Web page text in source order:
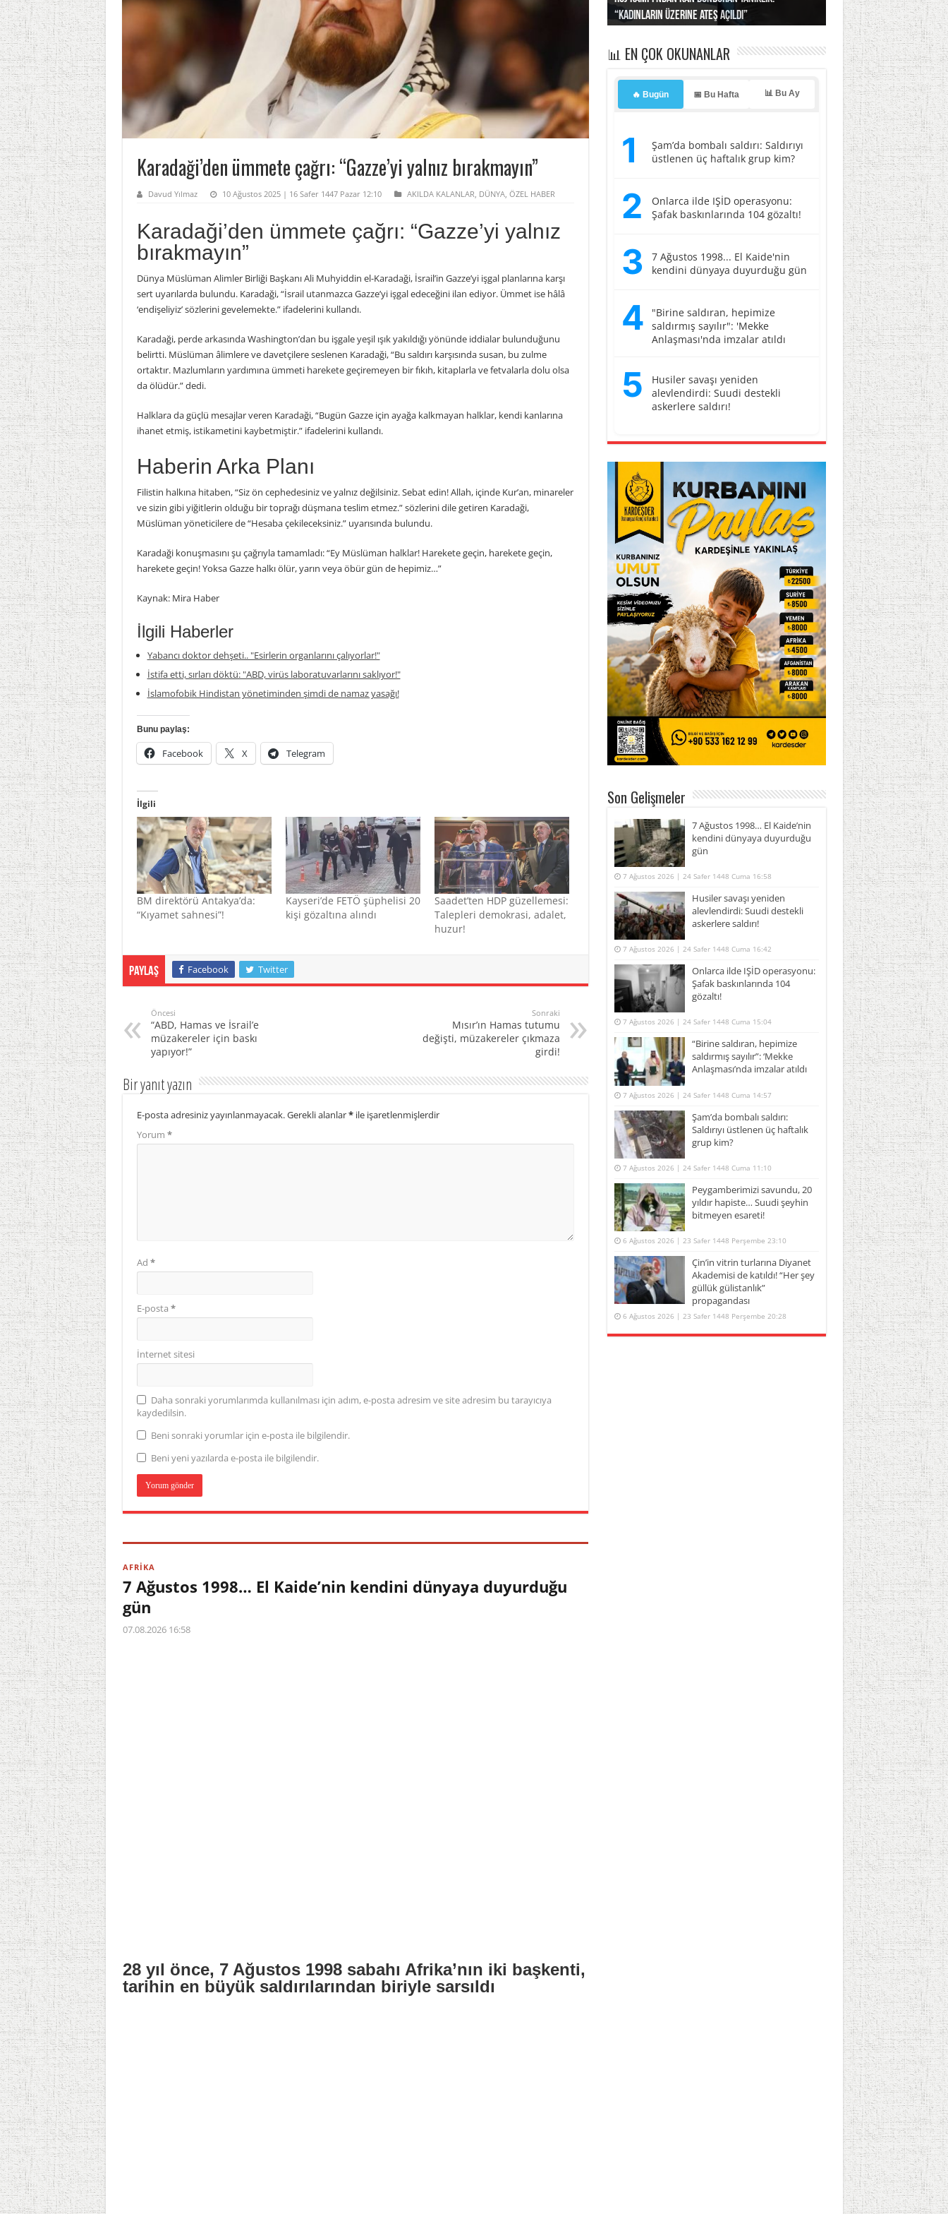
Karadaği’den ümmete çağrı: “Gazze’yi yalnız bırakmayın”
Davud Yılmaz 10 Ağustos 2025 | 16 Safer 1447 Pazar 12:10 AKILDA KALANLAR, DÜNYA, ÖZEL HABER
Karadaği’den ümmete çağrı: “Gazze’yi yalnız
bırakmayın”
Dünya Müslüman Alimler Birliği Başkanı Ali Muhyiddin el-Karadaği, İsrail’in Gazze’yi işgal planlarına karşı
sert uyarılarda bulundu. Karadaği, “İsrail utanmazca Gazze’yi işgal edeceğini ilan ediyor. Ümmet ise hâlâ
‘endişeliyiz’ sözlerini gevelemekte.” ifadelerini kullandı.
Karadaği, perde arkasında Washington’dan bu işgale yeşil ışık yakıldığı yönünde iddialar bulunduğunu
belirtti. Müslüman âlimlere ve davetçilere seslenen Karadaği, “Bu saldırı karşısında susan, bu zulme
ortaktır. Mazlumların yardımına ümmeti harekete geçiremeyen bir fıkıh, kitaplarla ve fetvalarla dolu olsa
da ölüdür.” dedi.
Halklara da güçlü mesajlar veren Karadaği, “Bugün Gazze için ayağa kalkmayan halklar, kendi kanlarına
ihanet etmiş, istikametini kaybetmiştir.” ifadelerini kullandı.
Haberin Arka Planı
Filistin halkına hitaben, “Siz ön cephedesiniz ve yalnız değilsiniz. Sebat edin! Allah, içinde Kur’an, minareler
ve sizin gibi yiğitlerin olduğu bir toprağı düşmana teslim etmez.” sözlerini dile getiren Karadaği,
Müslüman yöneticilere de “Hesaba çekileceksiniz.” uyarısında bulundu.
Karadaği konuşmasını şu çağrıyla tamamladı: “Ey Müslüman halklar! Harekete geçin, harekete geçin,
harekete geçin! Yoksa Gazze halkı ölür, yarın veya öbür gün de hepimiz…”
Kaynak: Mira Haber
İlgili Haberler
Yabancı doktor dehşeti.. "Esirlerin organlarını çalıyorlar!"
İstifa etti, sırları döktü: "ABD, virüs laboratuvarlarını saklıyor!"
İslamofobik Hindistan yönetiminden şimdi de namaz yasağı!
Bunu paylaş:
Facebook X Telegram
İlgili
BM direktörü Antakya’da:
“Kıyamet sahnesi”!
Kayseri’de FETÖ şüphelisi 20
kişi gözaltına alındı
Saadet’ten HDP güzellemesi:
Talepleri demokrasi, adalet,
huzur!
Paylaş Facebook Twitter
Öncesi
“ABD, Hamas ve İsrail’e
müzakereler için baskı
yapıyor!”
Sonraki
Mısır’ın Hamas tutumu
değişti, müzakereler çıkmaza
girdi!
Bir yanıt yazın
E-posta adresiniz yayınlanmayacak.Gerekli alanlar*ile işaretlenmişlerdir
Yorum *
Ad *
E-posta *
İnternet sitesi
Daha sonraki yorumlarımda kullanılması için adım, e-posta adresim ve site adresim bu tarayıcıya
kaydedilsin.
Beni sonraki yorumlar için e-posta ile bilgilendir.
Beni yeni yazılarda e-posta ile bilgilendir.
AFRİKA
7 Ağustos 1998… El Kaide’nin kendini dünyaya duyurduğu
gün
07.08.2026 16:58
28 yıl önce, 7 Ağustos 1998 sabahı Afrika’nın iki başkenti,
tarihin en büyük saldırılarından biriyle sarsıldı
“Kadınların üzerine ateş açıldı”
Irak’a misilleme tehdidi!
yaptı… İsrail’in “timsah” planına fren!
kayıtlar başladı
basıldı, kabus yaşatıldı!
📊 EN ÇOK OKUNANLAR
🔥 Bugün 📅 Bu Hafta 📊 Bu Ay
1
Şam’da bombalı saldırı: Saldırıyı
üstlenen üç haftalık grup kim?
2
Onlarca ilde IŞİD operasyonu:
Şafak baskınlarında 104 gözaltı!
3
7 Ağustos 1998... El Kaide'nin
kendini dünyaya duyurduğu gün
4
"Birine saldıran, hepimize
saldırmış sayılır": 'Mekke
Anlaşması'nda imzalar atıldı
5
Husiler savaşı yeniden
alevlendirdi: Suudi destekli
askerlere saldırı!
Son Gelişmeler
7 Ağustos 1998… El Kaide’nin
kendini dünyaya duyurduğu
gün
7 Ağustos 2026 | 24 Safer 1448 Cuma 16:58
Husiler savaşı yeniden
alevlendirdi: Suudi destekli
askerlere saldırı!
7 Ağustos 2026 | 24 Safer 1448 Cuma 16:42
Onlarca ilde IŞİD operasyonu:
Şafak baskınlarında 104
gözaltı!
7 Ağustos 2026 | 24 Safer 1448 Cuma 15:04
“Birine saldıran, hepimize
saldırmış sayılır”: ‘Mekke
Anlaşması’nda imzalar atıldı
7 Ağustos 2026 | 24 Safer 1448 Cuma 14:57
Şam’da bombalı saldırı:
Saldırıyı üstlenen üç haftalık
grup kim?
7 Ağustos 2026 | 24 Safer 1448 Cuma 11:10
Peygamberimizi savundu, 20
yıldır hapiste… Suudi şeyhin
bitmeyen esareti!
6 Ağustos 2026 | 23 Safer 1448 Perşembe 23:10
Çin’in vitrin turlarına Diyanet
Akademisi de katıldı! “Her şey
güllük gülistanlık”
propagandası
6 Ağustos 2026 | 23 Safer 1448 Perşembe 20:28